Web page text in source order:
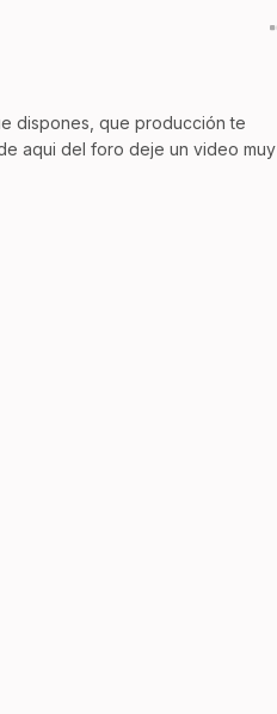
dispones, que producción te
aqui del foro deje un video muy